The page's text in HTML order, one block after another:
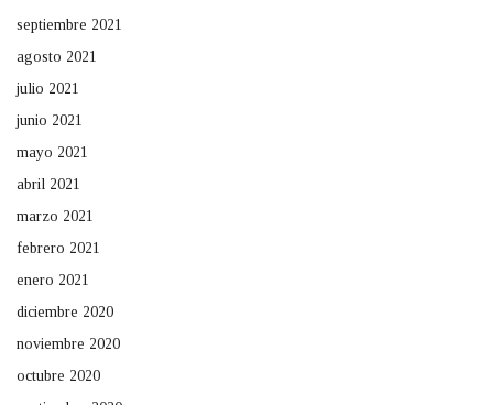
septiembre 2021
agosto 2021
julio 2021
junio 2021
mayo 2021
abril 2021
marzo 2021
febrero 2021
enero 2021
diciembre 2020
noviembre 2020
octubre 2020